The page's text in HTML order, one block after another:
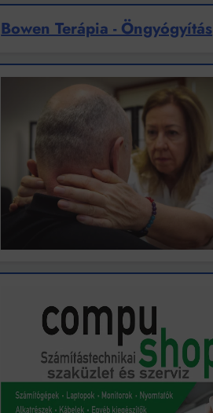
Bowen Terápia - Öngyógyítás